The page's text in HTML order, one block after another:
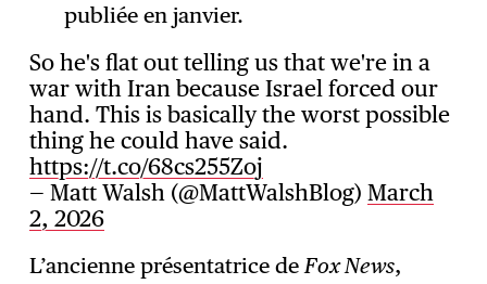
publiée en janvier.
So he's flat out telling us that we're in a
war with Iran because Israel forced our
hand. This is basically the worst possible
thing he could have said.
https://t.co/68cs255Zoj
— Matt Walsh (@MattWalshBlog)March
2, 2026
L’ancienne présentatrice de Fox News,